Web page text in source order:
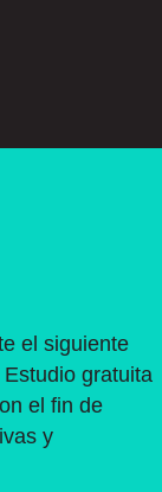
el siguiente
gratuita
el fin de
y